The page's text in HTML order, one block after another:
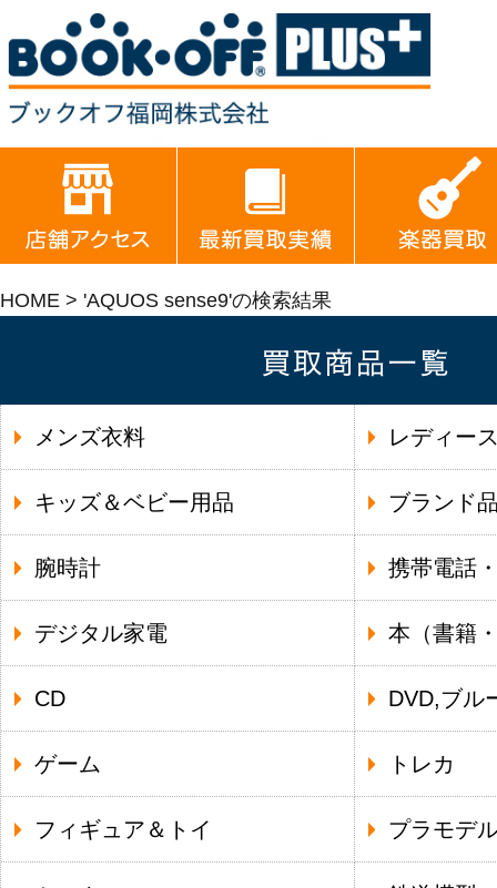
HOME > 'AQUOS sense9'の検索結果
メンズ衣料 レディー
キッズ＆ベビー用品 ブランド
腕時計 携帯電話
デジタル家電 本（書籍
CD DVD,ブル
ゲーム トレカ
フィギュア＆トイ プラモデ